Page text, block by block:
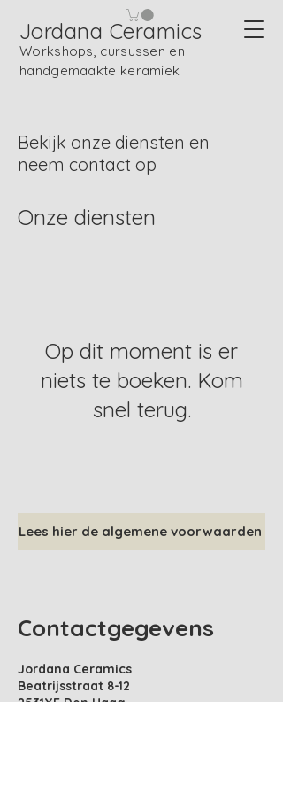
Jordana Ceramics
Workshops, cursussen en
handgemaakte keramiek
Bekijk onze diensten en
neem contact op
Onze diensten
Op dit moment is er
niets te boeken. Kom
snel terug.
Lees hier de algemene voorwaarden
Contactgegevens
Jordana Ceramics
Beatrijsstraat 8-12
2531XE Den Haag